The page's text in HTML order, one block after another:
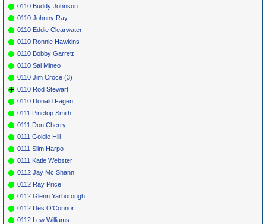
0110 Buddy Johnson
0110 Johnny Ray
0110 Eddie Clearwater
0110 Ronnie Hawkins
0110 Bobby Garrett
0110 Sal Mineo
0110 Jim Croce (3)
0110 Rod Stewart
0110 Donald Fagen
0111 Pinetop Smith
0111 Don Cherry
0111 Goldie Hill
0111 Slim Harpo
0111 Katie Webster
0112 Jay Mc Shann
0112 Ray Price
0112 Glenn Yarborough
0112 Des O'Connor
0112 Lew Williams